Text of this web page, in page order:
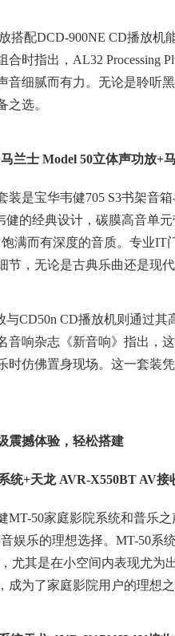
搭配DCD-900NE CD播放机
时指出，AL32 Processing
音细腻而有力。无论是聆听
之选。
兰士 Model 50立体声功放+
装是宝华韦健705 S3书架音
健的经典设计，碳膜高音单
满而有深度的音质。专业IT
节，无论是古典乐曲还是现
与CD50n CD播放机则通过
音响杂志《新音响》指出，
时仿佛置身现场。这一套装
震撼体验，轻松搭建
统+天龙 AVR-X550BT AV接
MT-50家庭影院系统和普乐
娱乐的理想选择。MT-50系
尤其是在小空间内表现尤为
为了家庭影院用户的理想之